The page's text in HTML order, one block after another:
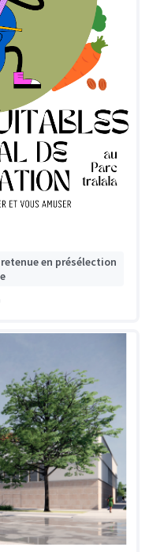
en présélection